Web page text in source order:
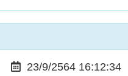
23/9/2564 16:12:34